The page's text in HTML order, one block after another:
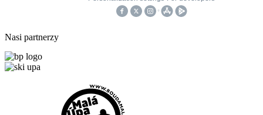
Nasi partnerzy